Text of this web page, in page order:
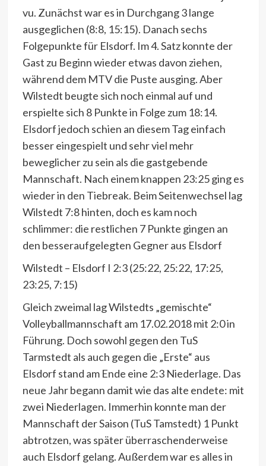
vu. Zunächst war es in Durchgang 3 lange
ausgeglichen (8:8, 15:15). Danach sechs
Folgepunkte für Elsdorf. Im 4. Satz konnte der
Gast zu Beginn wieder etwas davon ziehen,
während dem MTV die Puste ausging. Aber
Wilstedt beugte sich noch einmal auf und
erspielte sich 8 Punkte in Folge zum 18:14.
Elsdorf jedoch schien an diesem Tag einfach
besser eingespielt und sehr viel mehr
beweglicher zu sein als die gastgebende
Mannschaft. Nach einem knappen 23:25 ging es
wieder in den Tiebreak. Beim Seitenwechsel lag
Wilstedt 7:8 hinten, doch es kam noch
schlimmer: die restlichen 7 Punkte gingen an
den besseraufgelegten Gegner aus Elsdorf
Wilstedt – Elsdorf I 2:3 (25:22, 25:22, 17:25,
23:25, 7:15)
Gleich zweimal lag Wilstedts „gemischte“
Volleyballmannschaft am 17.02.2018 mit 2:0 in
Führung. Doch sowohl gegen den TuS
Tarmstedt als auch gegen die „Erste“ aus
Elsdorf stand am Ende eine 2:3 Niederlage. Das
neue Jahr begann damit wie das alte endete: mit
zwei Niederlagen. Immerhin konnte man der
Mannschaft der Saison (TuS Tamstedt) 1 Punkt
abtrotzen, was später überraschenderweise
auch Elsdorf gelang. Außerdem war es alles in